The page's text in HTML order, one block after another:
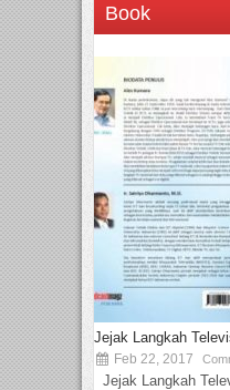
Book
Jejak Langkah
Feb 22, 2017
Jejak Langkah